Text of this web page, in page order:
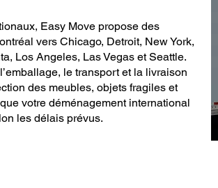
Easy Move propose des
vers Chicago, Detroit, New York,
, Los Angeles, Las Vegas etSeattle.
l’emballage, le transport et la livraison
des meubles, objets fragiles et
votre déménagementinternational
les délais prévus.